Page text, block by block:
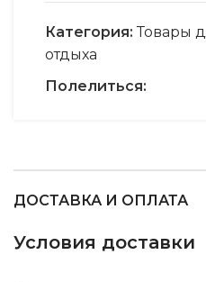
Категория: Товары
отдыха
Полелиться:
ДОСТАВКА И ОПЛАТА
Условия доставки